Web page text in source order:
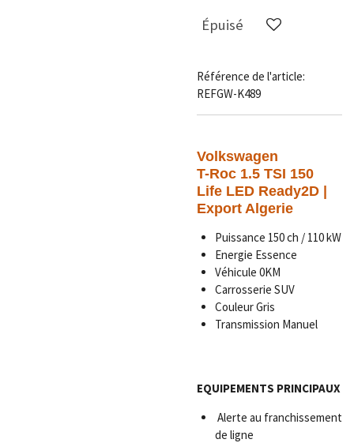
Épuisé
Référence de l'article:
REFGW-K489
Volkswagen
T-Roc 1.5 TSI 150
Life LED Ready2D |
Export Algerie
Puissance 150 ch / 110 kW
Energie Essence
Véhicule 0KM
Carrosserie SUV
CouleurGris
Transmission Manuel
EQUIPEMENTS PRINCIPAUX
Alerte au franchissement
de ligne